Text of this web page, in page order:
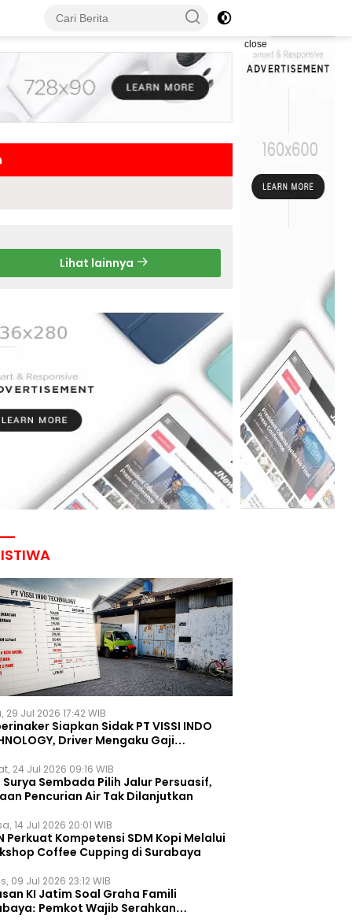
close
Lihat lainnya
29 Jul 2026 17:42 WIB
Siapkan Sidak PT VISSI INDO
Driver Mengaku Gaji
24 Jul 2026 09:16 WIB
Surya Sembada Pilih Jalur Persuasif,
Pencurian Air Tak Dilanjutkan
14 Jul 2026 20:01 WIB
Perkuat Kompetensi SDM Kopi Melalui
Coffee Cupping di Surabaya
09 Jul 2026 23:12 WIB
KI Jatim Soal Graha Famili
Pemkot Wajib Serahkan